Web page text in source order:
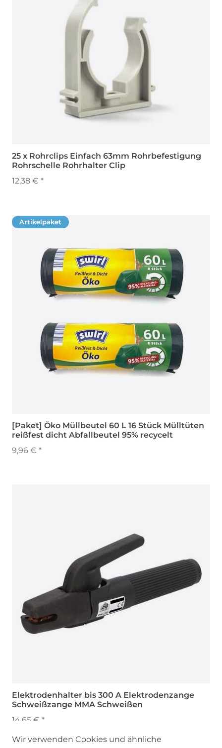
25 x Rohrclips Einfach 63mm Rohrbefestigung
Rohrschelle Rohrhalter Clip
12,38 € *
Artikelpaket
[Paket] Öko Müllbeutel 60 L 16 Stück Mülltüten
reißfest dicht Abfallbeutel 95% recycelt
9,96 € *
Elektrodenhalter bis 300 A Elektrodenzange
Schweißzange MMA Schweißen
14,65 € *
Wir verwenden Cookies und ähnliche